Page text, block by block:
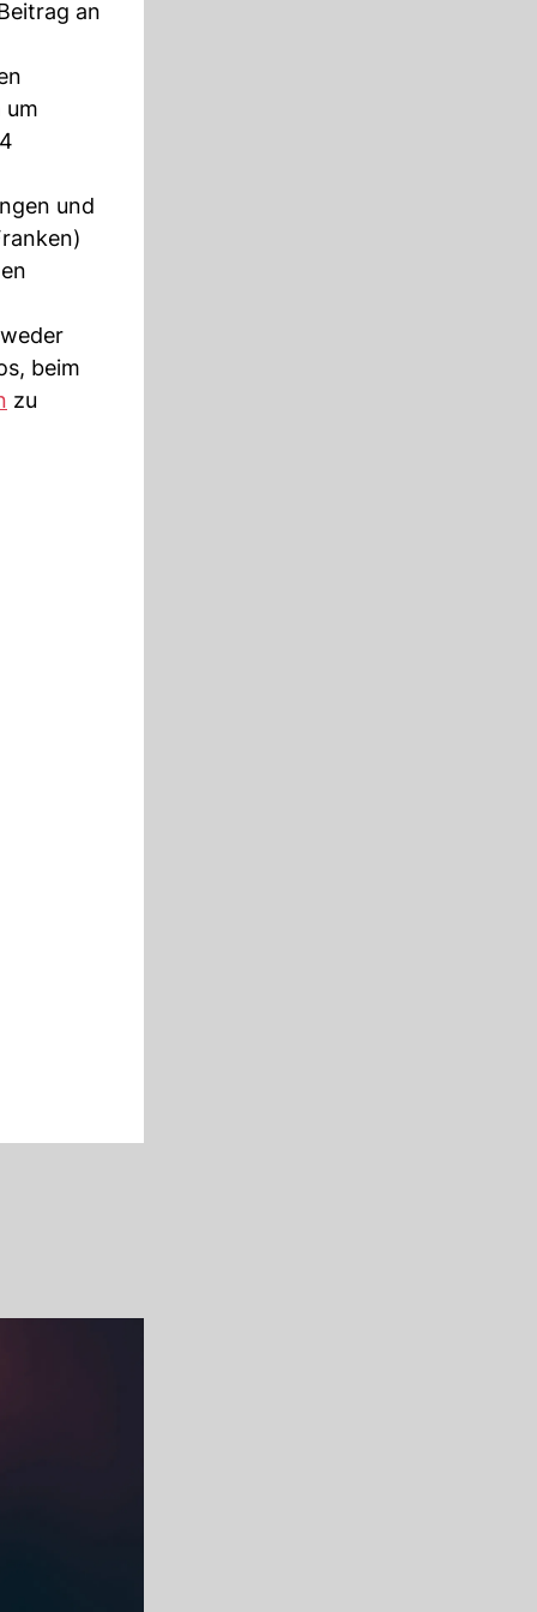
an
um
und
beim
zu